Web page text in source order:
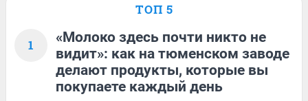
ТОП 5
1
«Молоко здесь почти никто не
видит»: как на тюменском заводе
делают продукты, которые вы
покупаете каждый день